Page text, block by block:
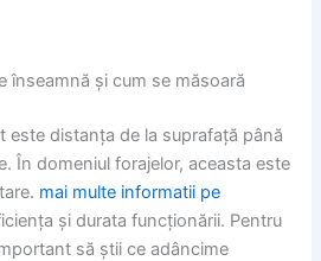
înseamnă și cum se măsoară
este distanța de la suprafață până
În domeniul forajelor, aceasta este
mai multe informatii pe
și durata funcționării. Pentru
să știi ce adâncime